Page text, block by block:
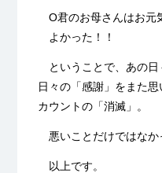
O君のお母さんはお元
よかった！！
ということで、あの日
日々の「感謝」をまた
カウントの「消滅」。
悪いことだけではなか
以上です。